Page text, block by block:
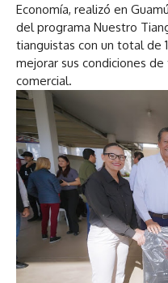
Economía, realizó en
del programa Nuestro
tianguistas con un total de
mejorar sus condiciones
comercial.